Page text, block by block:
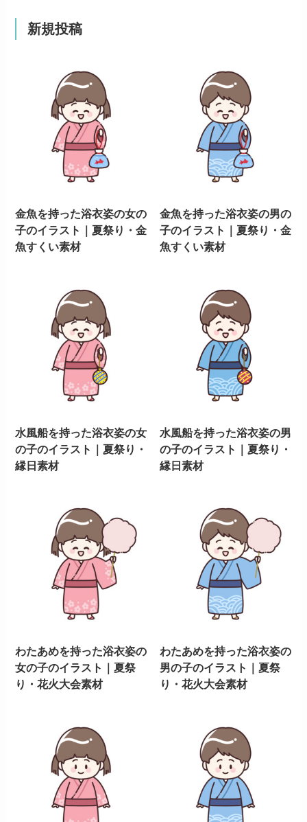
新規投稿
金魚を持った浴衣姿の女の
子のイラスト｜夏祭り・金
魚すくい素材
金魚を持った浴衣姿の男の
子のイラスト｜夏祭り・金
魚すくい素材
水風船を持った浴衣姿の女
の子のイラスト｜夏祭り・
縁日素材
水風船を持った浴衣姿の男
の子のイラスト｜夏祭り・
縁日素材
わたあめを持った浴衣姿の
女の子のイラスト｜夏祭
り・花火大会素材
わたあめを持った浴衣姿の
男の子のイラスト｜夏祭
り・花火大会素材